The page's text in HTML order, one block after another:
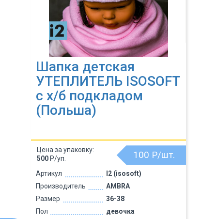
Шапка детская
УТЕПЛИТЕЛЬ ISOSOFT
с х/б подкладом
(Польша)
Артикул
I2 (isosoft)
Производитель
AMBRA
Размер
36-38
Пол
девочка
100 Р/шт.
Цена за упаковку:
500 Р/уп.